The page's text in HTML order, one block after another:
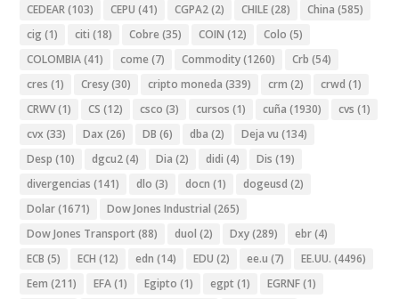
CEDEAR(103) CEPU (41) CGPA2(2) CHILE(28) China (585)
cig (1) citi (18) Cobre (35) COIN (12) Colo (5)
COLOMBIA(41) come (7) Commodity(1260) Crb (54)
cres (1) Cresy(30) cripto moneda (339) crm (2) crwd (1)
CRWV(1) CS (12) csco (3) cursos (1) cuña (1930) cvs (1)
cvx (33) Dax (26) DB (6) dba (2) Deja vu (134)
Desp (10) dgcu2(4) Dia (2) didi (4) Dis (19)
divergencias (141) dlo (3) docn (1) dogeusd (2)
Dolar(1671) Dow Jones Industrial (265)
Dow Jones Transport (88) duol (2) Dxy(289) ebr(4)
ECB (5) ECH (12) edn (14) EDU (2) ee.u (7) EE.UU. (4496)
Eem (211) EFA(1) Egipto (1) egpt (1) EGRNF(1)